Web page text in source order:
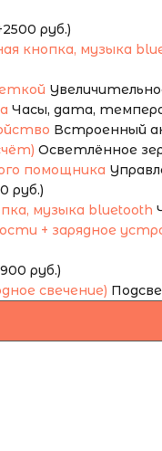
руб.)
Часы, дата,
Встроенный
Осветлённое
руб.)
руб.)